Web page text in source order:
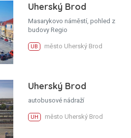
Uherský Brod
Masarykovo náměstí, pohled z
budovy Regio
UB město Uherský Brod
Uherský Brod
autobusové nádraží
UH město Uherský Brod